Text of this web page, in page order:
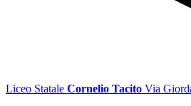
Liceo Statale Cornelio Tacito Via